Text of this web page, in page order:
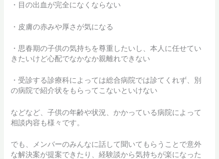
・目の出血が完全になくならない
・皮膚の赤みや厚さが気になる
・思春期の子供の気持ちを尊重したいし、本人に任せてい
きたいけど心配でなかなか親離れできない
・受診する診療科によっては総合病院では診てくれず、別
の病院で紹介状をもらってこないといけない
などなど、子供の年齢や状況、かかっている病院によって
相談内容も様々です。
でも、メンバーのみんなに話して聞いてもらうことで意外
な解決案が提案できたり、経験談から気持ちが楽になった